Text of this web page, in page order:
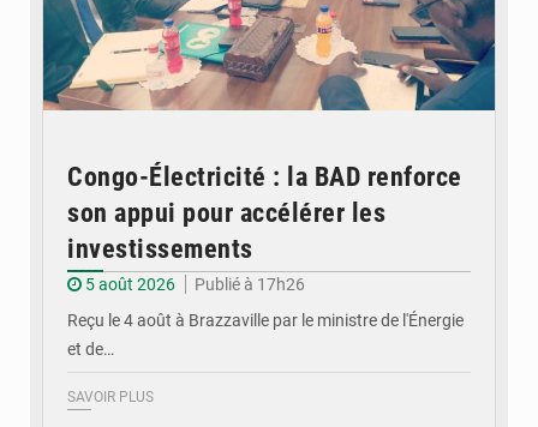
Congo-Électricité : la BAD renforce
son appui pour accélérer les
investissements
5 août 2026
Publié à 17h26
Reçu le 4 août à Brazzaville par le ministre de l'Énergie
et de…
SAVOIR PLUS